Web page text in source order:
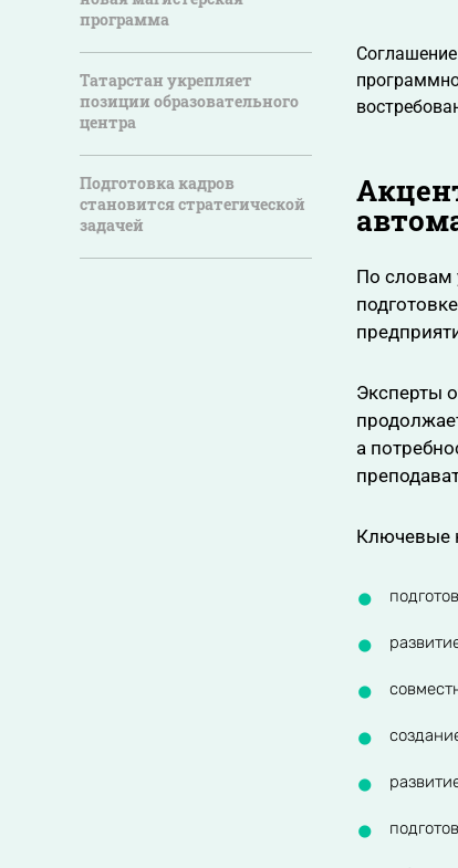
программа
Татарстан укрепляет
позиции образовательного
центра
Подготовка кадров
становится стратегической
задачей
По словам
Эксперты
а
Ключевые